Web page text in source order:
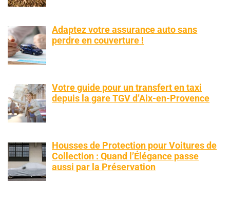
Adaptez votre assurance auto sans
perdre en couverture !
Votre guide pour un transfert en taxi
depuis la gare TGV d’Aix-en-Provence
Housses de Protection pour Voitures de
Collection : Quand l’Élégance passe
aussi par la Préservation